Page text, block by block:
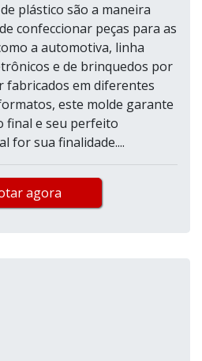
plástico são a maneira
confeccionar peças para as
a automotiva, linha
e de brinquedos por
fabricados em diferentes
este molde garante
final e seu perfeito
for sua finalidade....
agora